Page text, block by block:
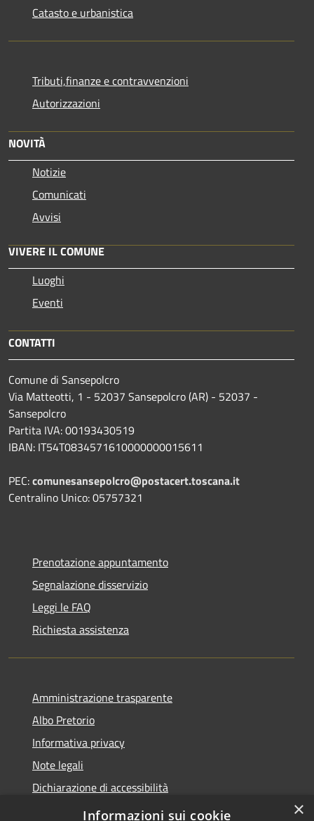
Catasto e urbanistica
Tributi,finanze e contravvenzioni
Autorizzazioni
NOVITÀ
Notizie
Comunicati
Avvisi
VIVERE IL COMUNE
Luoghi
Eventi
CONTATTI
Comune di Sansepolcro
Via Matteotti, 1 - 52037 Sansepolcro (AR) - 52037 -
Sansepolcro
Partita IVA: 00193430519
IBAN: IT54T0834571610000000015611
PEC:comunesansepolcro@postacert.toscana.it
Centralino Unico: 05757321
Prenotazione appuntamento
Segnalazione disservizio
Leggi le FAQ
Richiesta assistenza
Amministrazione trasparente
Albo Pretorio
Informativa privacy
Note legali
Dichiarazione di accessibilità
Piano di miglioramento dei servizi
×
Informazioni sui cookie